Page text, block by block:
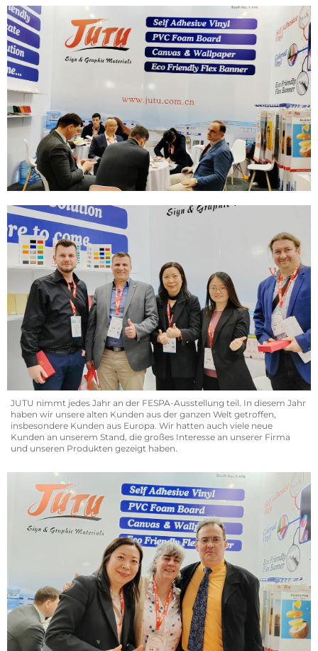
JUTU nimmt jedes Jahr an der FESPA-Ausstellung teil. In diesem Jahr
haben wir unsere alten Kunden aus der ganzen Welt getroffen,
insbesondere Kunden aus Europa. Wir hatten auch viele neue
Kunden an unserem Stand, die großes Interesse an unserer Firma
und unseren Produkten gezeigt haben.